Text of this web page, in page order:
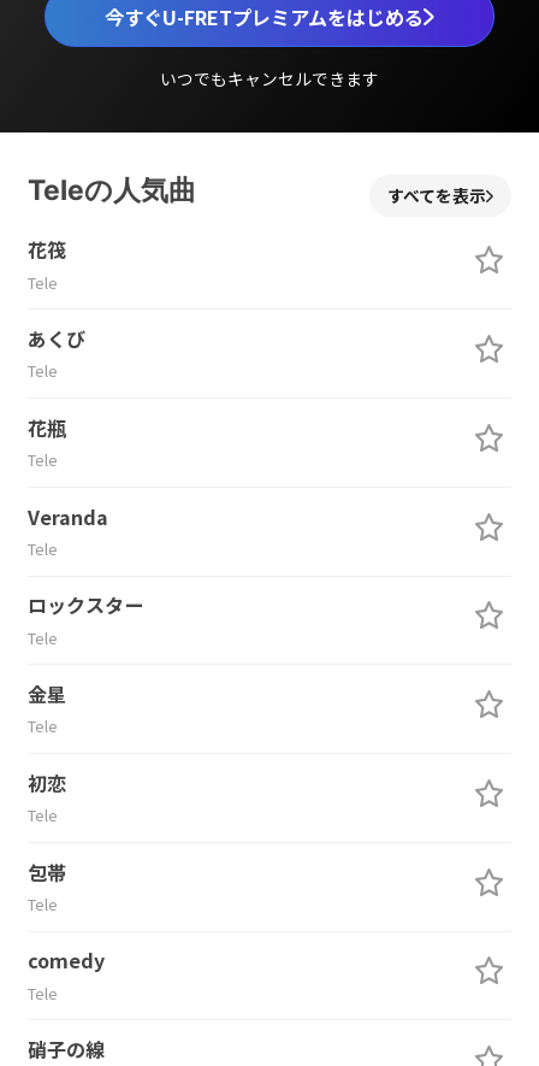
今すぐU-FRETプレミアムをはじめる
いつでもキャンセルできます
Teleの人気曲 すべてを表示
花筏
Tele
あくび
Tele
花瓶
Tele
Veranda
Tele
ロックスター
Tele
金星
Tele
初恋
Tele
包帯
Tele
comedy
Tele
硝子の線